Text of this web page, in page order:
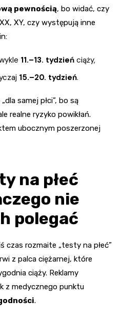
pewnością, bo widać, czy
XY, czy występują inne
11.–13. tydzień ciąży,
15.–20. tydzień.
samej płci”, bo są
realne ryzyko powikłań.
ubocznym poszerzonej
na płeć
nie
polegać
czas rozmaite „testy na płeć”
z palca ciężarnej, które
ciąży. Reklamy
z medycznego punktu
.